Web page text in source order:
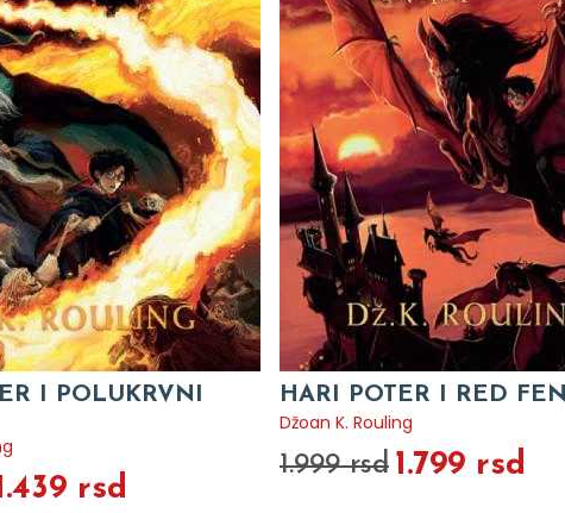
I POLUKRVNI
rsd
HARI POTER I RED
Džoan K. Rouling
1.999 rsd 1.799 rsd